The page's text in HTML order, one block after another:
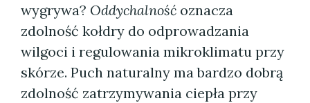
wygrywa? Oddychalność oznacza
zdolność kołdry do odprowadzania
wilgoci i regulowania mikroklimatu przy
skórze. Puch naturalny ma bardzo dobrą
zdolność zatrzymywania ciepła przy